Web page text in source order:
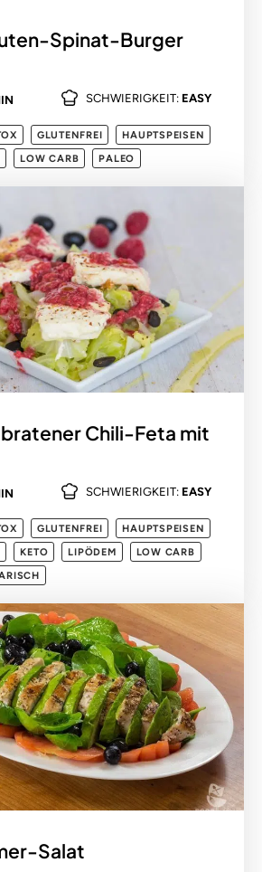
Spinat-Burger
SCHWIERIGKEIT: EASY
GLUTENFREI
HAUPTSPEISEN
LOW CARB PALEO
Chili-Feta mit
SCHWIERIGKEIT: EASY
GLUTENFREI
HAUPTSPEISEN
KETO LIPÖDEM
LOW CARB
Salat